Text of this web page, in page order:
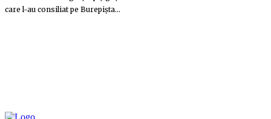
care l-au consiliat pe Burepișta...